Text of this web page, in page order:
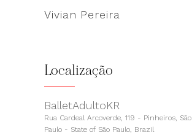
Vivian Pereira
Localização
BalletAdultoKR
Rua Cardeal Arcoverde, 119 - Pinheiros, São
Paulo - State of São Paulo, Brazil